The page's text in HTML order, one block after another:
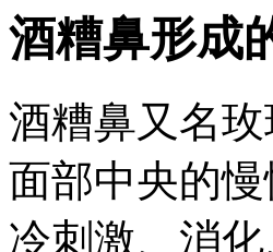
酒糟鼻形成
酒糟鼻又名
面部中央的
冷刺激、消